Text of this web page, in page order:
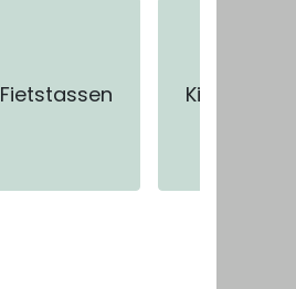
Fietstassen Kinderzitjes